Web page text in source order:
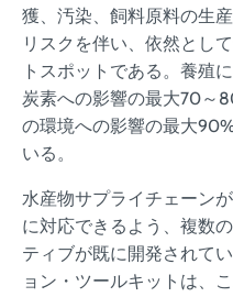
獲、汚染、飼料原料の生
リスクを伴い、依然とし
トスポットである。養殖
炭素への影響の最大70～
の環境への影響の最大
いる。
水産物サプライチェーン
に対応できるよう、複数
ティブが既に開発されて
ョン・ツールキットは、